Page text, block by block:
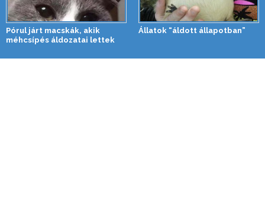
Pórul járt macskák, akik
méhcsípés áldozatai lettek
Állatok “áldott állapotban”